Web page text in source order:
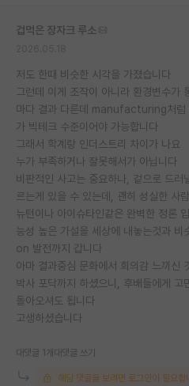
겁먹은 장자크 루소
저도 한때 비슷한 시각을 가졌습니다
그런데 이게 조작이 아니라 환경변수가
마다 결과 다른데 manufacturing처럼
가 빅테크 수준이어야 가능합니다
그래서 학계랑 인더스트리 차이가 나요
누가 부족하거나 잘못해서가 아닙니다
비판적인 사고는 중요하나, 겉으로 드러
르는게 있을 수 있는데, 괜히 성실한 사
뉴턴이나 아이슈타인같은 완벽한 정론
능성 높은 가설을 세상에 내놓는것과
on 발전까지 갑니다
아마 결과중심 문화에서 회의감 느끼신
박사 포닥까지 하셨으니, 후배들에게 고
돌아오셔도 됩니다
고생하셨습니다
대댓글 1개 대댓글 쓰기
해당 댓글을 보려면 로그인이 필요합